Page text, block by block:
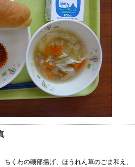
登校のお知らせ
ついて
内道路の通行ルールについての連絡
くわの磯部揚げ、ほうれん草のごま和え、